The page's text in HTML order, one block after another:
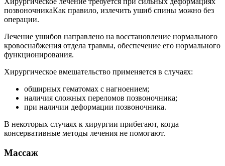
позвоночникаКак правило, излечить ушиб спины можно без
операции.
Лечение ушибов направлено на восстановление нормального
кровоснабжения отдела травмы, обеспечение его нормального
функционирования.
Хирургическое вмешательство применяется в случаях:
обширных гематомах с нагноением;
наличия сложных переломов позвоночника;
при наличии деформации позвоночника.
В некоторых случаях к хирургии прибегают, когда
консервативные методы лечения не помогают.
Массаж